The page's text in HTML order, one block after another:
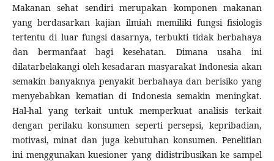
Makanan sehat sendiri merupakan komponen makanan
yang berdasarkan kajian ilmiah memiliki fungsi fisiologis
tertentu di luar fungsi dasarnya, terbukti tidak berbahaya
dan bermanfaat bagi kesehatan. Dimana usaha ini
dilatarbelakangi oleh kesadaran masyarakat Indonesia akan
semakin banyaknya penyakit berbahaya dan berisiko yang
menyebabkan kematian di Indonesia semakin meningkat.
Hal-hal yang terkait untuk memperkuat analisis terkait
dengan perilaku konsumen seperti persepsi, kepribadian,
motivasi, minat dan juga kebutuhan konsumen. Penelitian
ini menggunakan kuesioner yang didistribusikan ke sampel